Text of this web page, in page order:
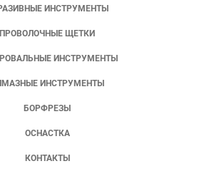
ИНСТРУМЕНТЫ
ПРОВОЛОЧНЫЕ ЩЕТКИ
ИНСТРУМЕНТЫ
ИНСТРУМЕНТЫ
БОРФРЕЗЫ
ОСНАСТКА
КОНТАКТЫ